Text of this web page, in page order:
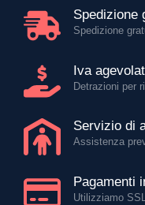
Spedizione
Spedizione
Iva
Detrazioni per
Servizio di
Assistenza
Pagamenti
Utilizziamo